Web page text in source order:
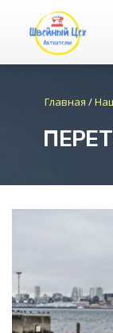
Главная /